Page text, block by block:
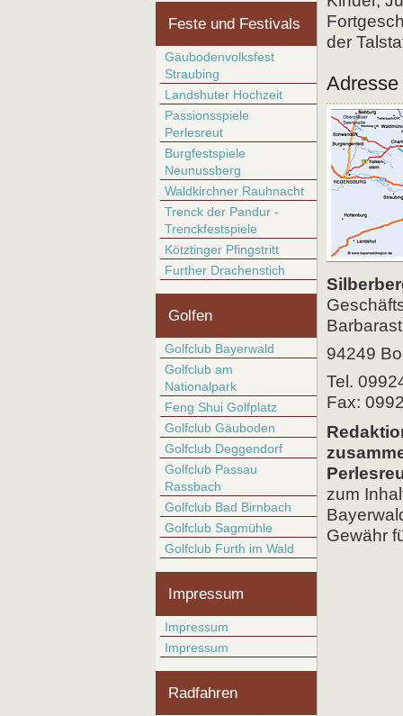
Feste und Festivals
Gäubodenvolksfest
Straubing
Landshuter Hochzeit
Passionsspiele
Perlesreut
Burgfestspiele
Neunussberg
Waldkirchner Rauhnacht
Trenck der Pandur -
Trenckfestspiele
Kötztinger Pfingstritt
Further Drachenstich
Golfen
Golfclub Bayerwald
Golfclub am
Nationalpark
Feng Shui Golfplatz
Golfclub Gäuboden
Golfclub Deggendorf
Golfclub Passau
Rassbach
Golfclub Bad Birnbach
Golfclub Sagmühle
Golfclub Furth im Wald
Impressum
Impressum
Impressum
Radfahren
der
Adresse
94249
Tel.
Fax:
zum
Gewähr